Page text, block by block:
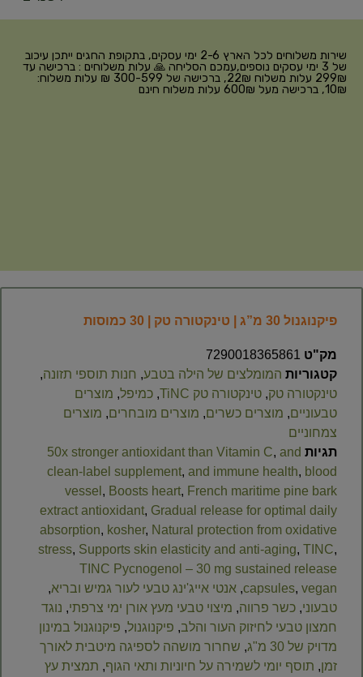
שירות משלוחים לכל הארץ 2-6 ימי עסקים, בתקופת החגים ייתכן עיכוב
של 3 ימי עסקים נוספים,עמכם הסליחה 🙏 עלות משלוחים : ברכישה עד
299₪ עלות משלוח 22₪, ברכישה של 300-599 ₪ עלות משלוח:
10₪, ברכישה מעל 600₪ עלות משלוח חינם
פיקנוגנול 30 מ”ג | טינקטורה טק | 30 כמוסות
מק"ט 7290018365861
קטגוריות המומלצים של הילה בטבע, חנות תוספי תזונה,
טינקטורה טק, טינקטורה טק TiNC , כמיפל, מוצרים
טבעוניים, מוצרים כשרים, מוצרים מובחרים, מוצרים
צמחוניים
תגיות
50x stronger antioxidant than Vitamin C, and
clean-label supplement, and immune health, blood
vessel , Boosts heart, French maritime pine bark
extract antioxidant, Gradual release for optimal daily
absorption, kosher, Natural protection from oxidative
stress, Supports skin elasticity and anti-aging, TINC,
TINC Pycnogenol – 30 mg sustained release
capsules, vegan
, אנטי אייג'ינג טבעי לעור גמיש ובריא,
טבעוני, כשר פרווה, מיצוי טבעי מעץ אורן ימי צרפתי, נוגד
חמצון טבעי לחיזוק העור והלב, פיקנוגנול, פיקנוגנול במינון
מדויק של 30 מ"ג
, שחרור מושהה לספיגה מיטבית לאורך
זמן, תוסף יומי לשמירה על חיוניות ותאי הגוף, תמצית עץ